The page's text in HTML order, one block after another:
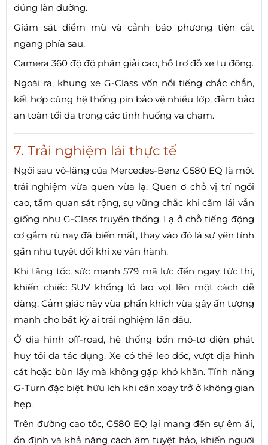
đúng làn đường.
Giám sát điểm mù và cảnh báo phương tiện cắt
ngang phía sau.
Camera 360 độ độ phân giải cao, hỗ trợ đỗ xe tự động.
Ngoài ra, khung xe G-Class vốn nổi tiếng chắc chắn,
kết hợp cùng hệ thống pin bảo vệ nhiều lớp, đảm bảo
an toàn tối đa trong các tình huống va chạm.
7. Trải nghiệm lái thực tế
Ngồi sau vô-lăng của Mercedes-Benz G580 EQ là một
trải nghiệm vừa quen vừa lạ. Quen ở chỗ vị trí ngồi
cao, tầm quan sát rộng, sự vững chắc khi cầm lái vẫn
giống như G-Class truyền thống. Lạ ở chỗ tiếng động
cơ gầm rú nay đã biến mất, thay vào đó là sự yên tĩnh
gần như tuyệt đối khi xe vận hành.
Khi tăng tốc, sức mạnh 579 mã lực đến ngay tức thì,
khiến chiếc SUV khổng lồ lao vọt lên một cách dễ
dàng. Cảm giác này vừa phấn khích vừa gây ấn tượng
mạnh cho bất kỳ ai trải nghiệm lần đầu.
Ở địa hình off-road, hệ thống bốn mô-tơ điện phát
huy tối đa tác dụng. Xe có thể leo dốc, vượt địa hình
cát hoặc bùn lầy mà không gặp khó khăn. Tính năng
G-Turn đặc biệt hữu ích khi cần xoay trở ở không gian
hẹp.
Trên đường cao tốc, G580 EQ lại mang đến sự êm ái,
ổn định và khả năng cách âm tuyệt hảo, khiến người